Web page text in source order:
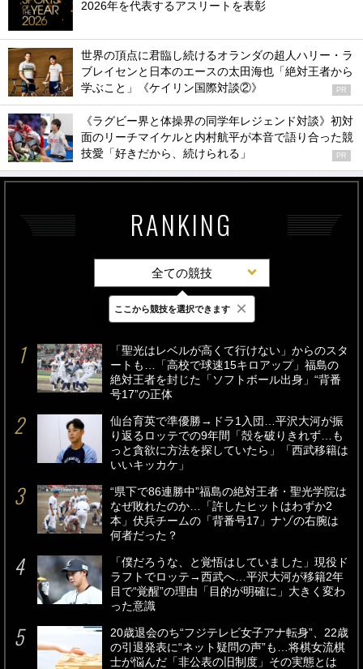
2026年を代表するアスリートを表彰
世界の頂点に君臨し続けるオランダの超人ハリー・ラ
ブレイセンと日本のエースの太田海也「絶対王者から
学ぶこと」《ケイリン国際対談②》
PR
《ラグビー界と体操界の同学年レジェンド対談》初対
面のリーチマイケルと内村航平が本音で語り合った競
技愛「好きだから、続けられる」
PR
RANKING
全ての競技
最新 24時間 週間
「聖光はレベルが高くて行けない」からのスタ
ートも…「高校で球速15キロアップ」福島の
絶対王者を封じた「ソフトボール出身」“背番
号17”の正体
仙台育英で準優勝→ドラ1入団…平沢大河が振
り返るロッテでの9年間「殻を破りきれず…も
っと貪欲に方法を探していたら」「西武移籍は
いいキッカケ」
“県下で86連勝中”福島の絶対王者・聖光学院は
なぜ敗れたのか…「許したヒットはわずか2
本」伏兵チームの「背番号17」ナゾの右腕は
何者だった？
「僕だろうな、と覚悟はしていました」現役ド
ラフトでロッテ→西武へ…平沢大河が移籍2年
目で“覚醒”の理由「目的が明確に」大きく変わ
った意識
20歳退会のち“フジテレビ女子アナ転身”、22歳
の引退発表に“ネット疑問の声”も…将棋女流棋
士が悩んだ「非公表の旧制度」その実態とは
ここから競技を選択できます ×